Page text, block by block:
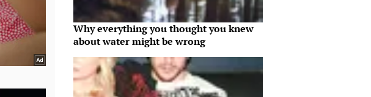
Why everything you thought you knew
about water might be wrong